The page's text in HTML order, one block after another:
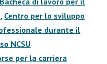
, Centro per lo sviluppo
durante il
NCSU
per la carriera